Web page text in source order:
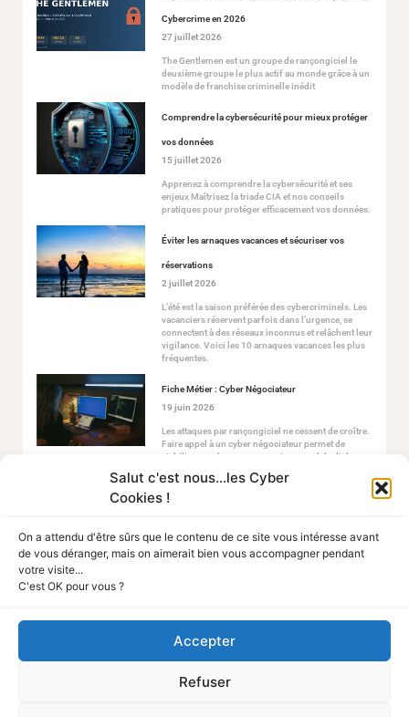
Salut c'est nous...les Cyber
Cookies !
On a attendu d'être sûrs que le contenu de ce site vous intéresse avant
de vous déranger, mais on aimerait bien vous accompagner pendant
votre visite...
C'est OK pour vous ?
Accepter
Refuser
Cybercrime en 2026
27 juillet 2026
The Gentlemen est un groupe de rançongiciel le
deuxième groupe le plus actif au monde grâce à un
modèle de franchise criminelle inédit
Comprendre la cybersécurité pour mieux protéger
vos données
15 juillet 2026
Apprenez à comprendre la cybersécurité et ses
enjeux Maîtrisez la triade CIA et nos conseils
pratiques pour protéger efficacement vos données.
Éviter les arnaques vacances et sécuriser vos
réservations
2 juillet 2026
L’été est la saison préférée des cybercriminels. Les
vacanciers réservent parfois dans l’urgence, se
connectent à des réseaux inconnus et relâchent leur
vigilance. Voici les 10 arnaques vacances les plus
fréquentes.
Fiche Métier : Cyber Négociateur
19 juin 2026
Les attaques par rançongiciel ne cessent de croître.
Faire appel à un cyber négociateur permet de
stabiliser ce chaos en ouvrant un canal de dialogue
Tout Sur La Cyber